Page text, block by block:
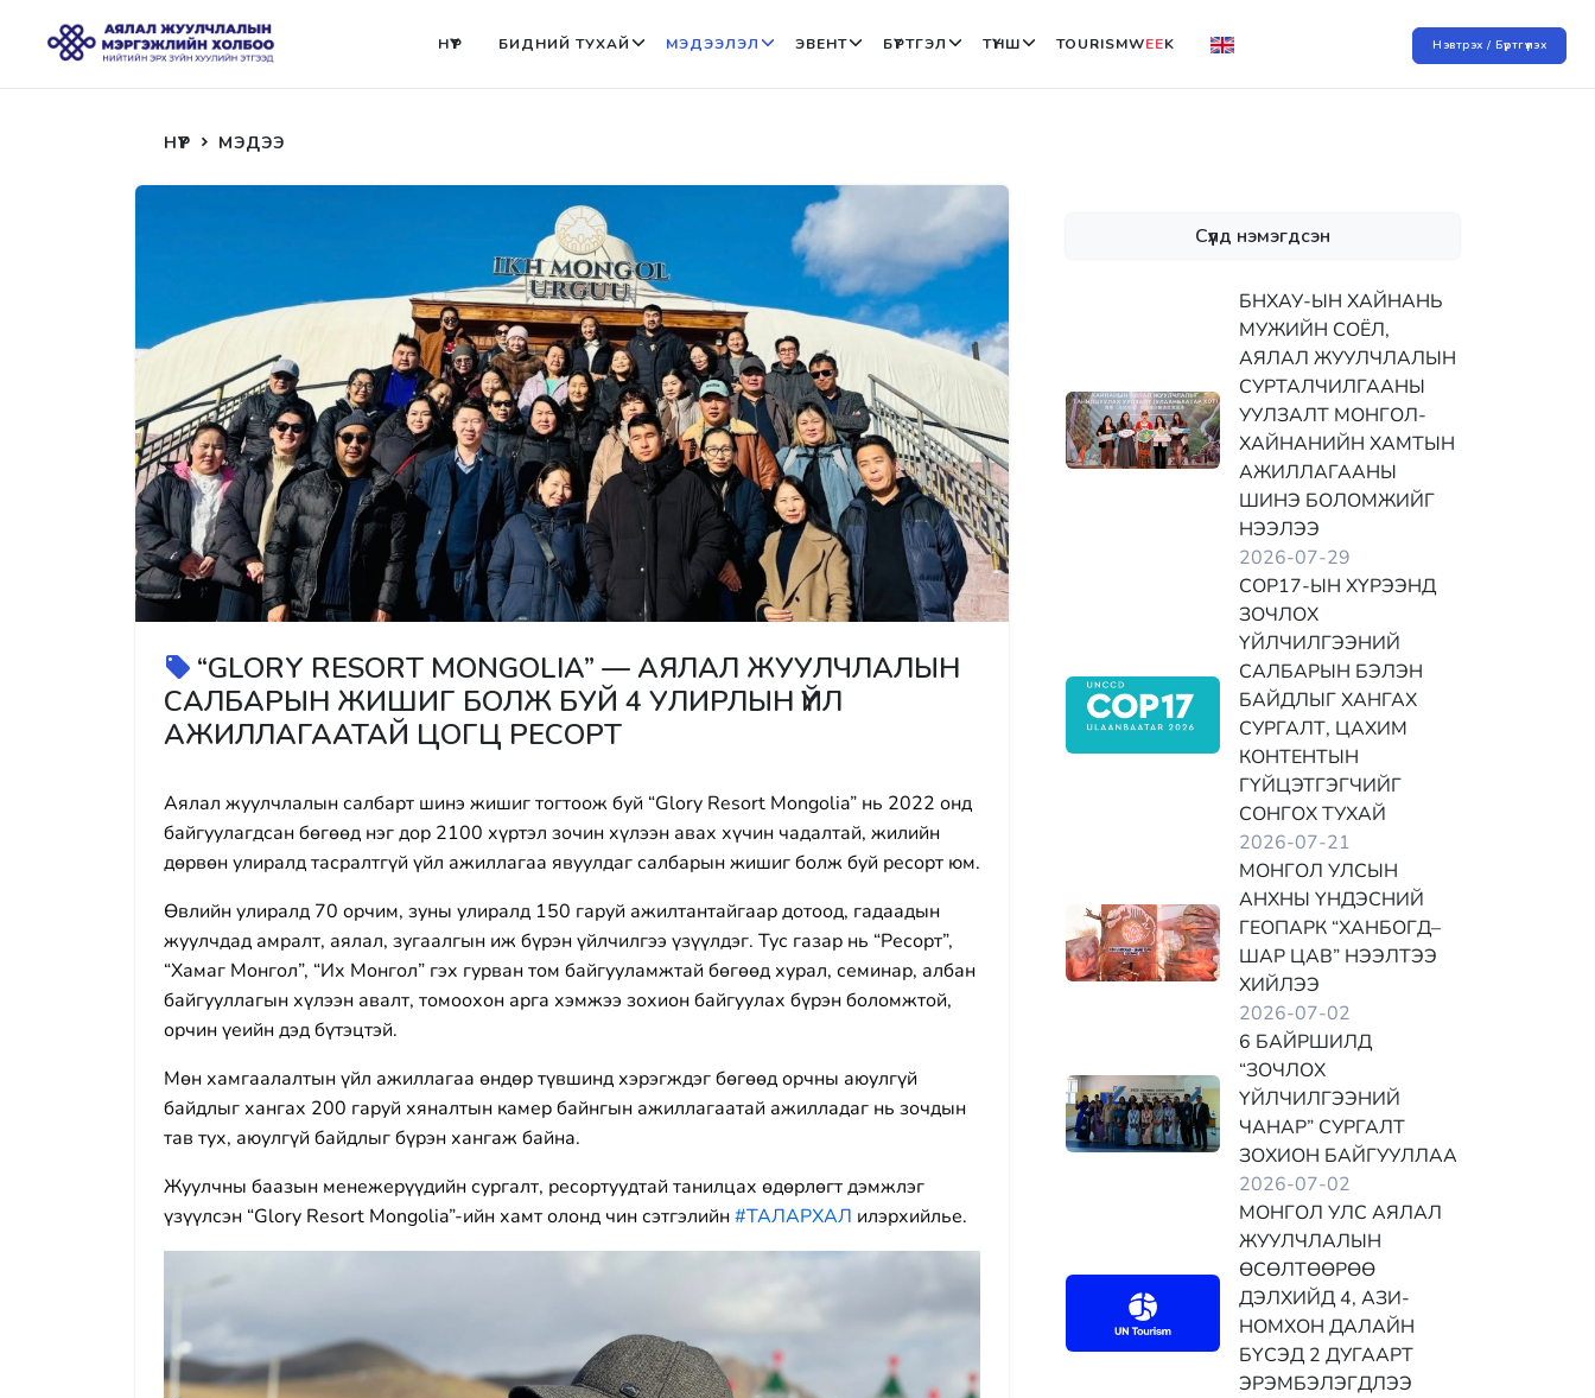
Нэвтрэх / Бүртгүүлэх
НҮҮР БИДНИЙ ТУХАЙ МЭДЭЭЛЭЛ ЭВЕНТ БҮРТГЭЛ ТҮНШ TOURISMWEEK
НҮҮР МЭДЭЭ
“GLORY RESORT MONGOLIA” — АЯЛАЛ ЖУУЛЧЛАЛЫН
САЛБАРЫН ЖИШИГ БОЛЖ БУЙ 4 УЛИРЛЫН ҮЙЛ
АЖИЛЛАГААТАЙ ЦОГЦ РЕСОРТ
Аялал жуулчлалын салбарт шинэ жишиг тогтоож буй “Glory Resort Mongolia” нь 2022 онд
байгуулагдсан бөгөөд нэг дор 2100 хүртэл зочин хүлээн авах хүчин чадалтай, жилийн
дөрвөн улиралд тасралтгүй үйл ажиллагаа явуулдаг салбарын жишиг болж буй ресорт юм.
Өвлийн улиралд 70 орчим, зуны улиралд 150 гаруй ажилтантайгаар дотоод, гадаадын
жуулчдад амралт, аялал, зугаалгын иж бүрэн үйлчилгээ үзүүлдэг. Тус газар нь “Ресорт”,
“Хамаг Монгол”, “Их Монгол” гэх гурван том байгууламжтай бөгөөд хурал, семинар, албан
байгууллагын хүлээн авалт, томоохон арга хэмжээ зохион байгуулах бүрэн боломжтой,
орчин үеийн дэд бүтэцтэй.
Мөн хамгаалалтын үйл ажиллагаа өндөр түвшинд хэрэгждэг бөгөөд орчны аюулгүй
байдлыг хангах 200 гаруй хяналтын камер байнгын ажиллагаатай ажилладаг нь зочдын
тав тух, аюулгүй байдлыг бүрэн хангаж байна.
Жуулчны баазын менежерүүдийн сургалт, ресортуудтай танилцах өдөрлөгт дэмжлэг
үзүүлсэн “Glory Resort Mongolia”-ийн хамт олонд чин сэтгэлийн#ТАЛАРХАЛ илэрхийлье.
Сүүлд нэмэгдсэн
БНХАУ-ЫН ХАЙНАНЬ
МУЖИЙН СОЁЛ,
АЯЛАЛ ЖУУЛЧЛАЛЫН
СУРТАЛЧИЛГААНЫ
УУЛЗАЛТ МОНГОЛ-
ХАЙНАНИЙН ХАМТЫН
АЖИЛЛАГААНЫ
ШИНЭ БОЛОМЖИЙГ
НЭЭЛЭЭ
2026-07-29
COP17-ЫН ХҮРЭЭНД
ЗОЧЛОХ
ҮЙЛЧИЛГЭЭНИЙ
САЛБАРЫН БЭЛЭН
БАЙДЛЫГ ХАНГАХ
СУРГАЛТ, ЦАХИМ
КОНТЕНТЫН
ГҮЙЦЭТГЭГЧИЙГ
СОНГОХ ТУХАЙ
2026-07-21
МОНГОЛ УЛСЫН
АНХНЫ ҮНДЭСНИЙ
ГЕОПАРК “ХАНБОГД–
ШАР ЦАВ” НЭЭЛТЭЭ
ХИЙЛЭЭ
2026-07-02
6 БАЙРШИЛД
“ЗОЧЛОХ
ҮЙЛЧИЛГЭЭНИЙ
ЧАНАР” СУРГАЛТ
ЗОХИОН БАЙГУУЛЛАА
2026-07-02
МОНГОЛ УЛС АЯЛАЛ
ЖУУЛЧЛАЛЫН
ӨСӨЛТӨӨРӨӨ
ДЭЛХИЙД 4, АЗИ-
НОМХОН ДАЛАЙН
БҮСЭД 2 ДУГААРТ
ЭРЭМБЭЛЭГДЛЭЭ